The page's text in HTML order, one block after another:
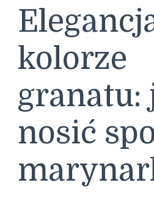
kolorze
granatu:
nosić